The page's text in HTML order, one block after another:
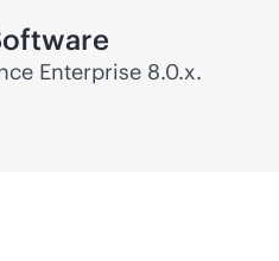
Enterprise 8.0.x.